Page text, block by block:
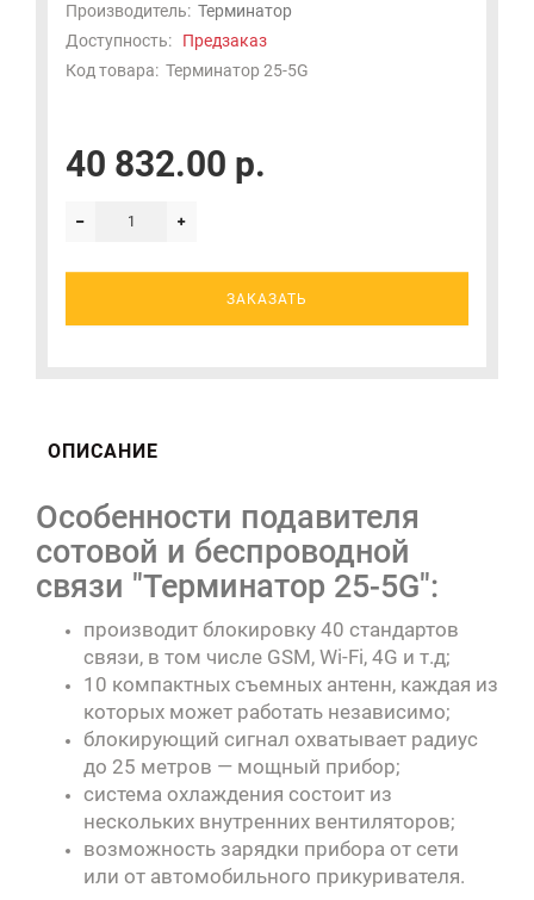
Производитель: Терминатор
Доступность: Предзаказ
Код товара: Терминатор 25-5G
40 832.00 р.
ЗАКАЗАТЬ
ОПИСАНИЕ
Особенности подавителя
сотовой и беспроводной
связи "Терминатор 25-5G":
производит блокировку 40 стандартов
связи, в том числе GSM, Wi-Fi, 4G и т.д;
10 компактных съемных антенн, каждая из
которых может работать независимо;
блокирующий сигнал охватывает радиус
до 25 метров — мощный прибор;
система охлаждения состоит из
нескольких внутренних вентиляторов;
возможность зарядки прибора от сети
или от автомобильного прикуривателя.